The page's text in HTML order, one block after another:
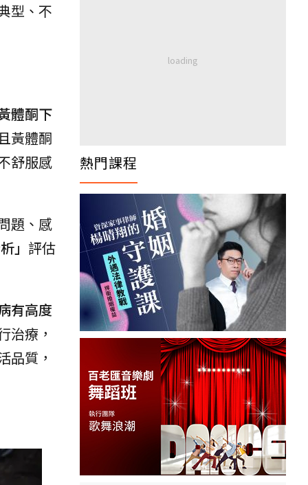
型、不
體酮下
黃體酮
舒服感
題、感
」 評估
有高度
治療，
品質，
熱門課程